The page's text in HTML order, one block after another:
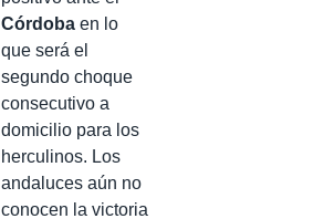
Córdoba en lo
que será el
segundo choque
consecutivo a
domicilio para los
herculinos. Los
andaluces aún no
conocen la victoria